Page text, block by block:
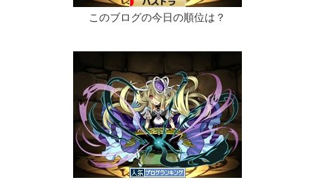
このブログの今日の順位は？